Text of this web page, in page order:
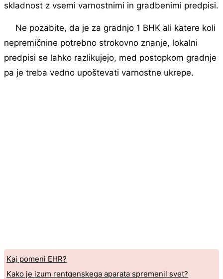
skladnost z vsemi varnostnimi in gradbenimi predpisi.
Ne pozabite, da je za gradnjo 1 BHK ali katere koli
nepremičnine potrebno strokovno znanje, lokalni
predpisi se lahko razlikujejo, med postopkom gradnje
pa je treba vedno upoštevati varnostne ukrepe.
Kaj pomeni EHR?
Kako je izum rentgenskega aparata spremenil svet?